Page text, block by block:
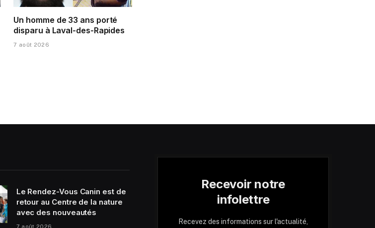
Un homme de 33 ans porté
disparu à Laval-des-Rapides
7 août 2026
Le Rendez-Vous Canin est de
retour au Centre de la nature
avec des nouveautés
7 août 2026
Recevoir notre
infolettre
Recevez des informations sur l'actualité,